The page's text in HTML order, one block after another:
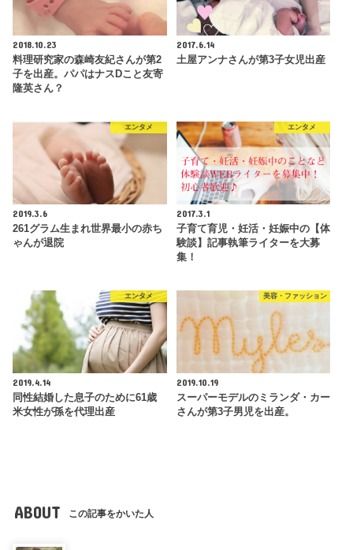
2018.10.23
料理研究家の森崎友紀さんが第2
子を出産。パパはナスDこと友寄
隆英さん？
2017.6.14
土屋アンナさんが第3子女児出産
エンタメ
2019.3.6
261グラム生まれ世界最小の赤ち
ゃんが退院
エンタメ
2017.3.1
子育て育児・妊活・妊娠中の【体
験談】記事執筆ライターを大募
集！
エンタメ
2019.4.14
同性結婚した息子のために61歳
米女性が孫を代理出産
美容・ファッション
2019.10.19
スーパーモデルのミランダ・カー
さんが第3子男児を出産。
ABOUT この記事をかいた人